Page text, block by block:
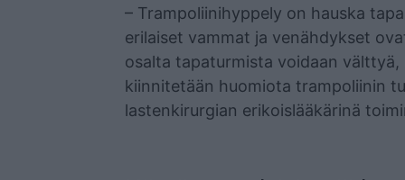
– Trampoliinihyppely on hauska
erilaiset vammat ja venähdykset
osalta tapaturmista voidaan
kiinnitetään huomiota trampoliinin
lastenkirurgian erikoislääkärinä